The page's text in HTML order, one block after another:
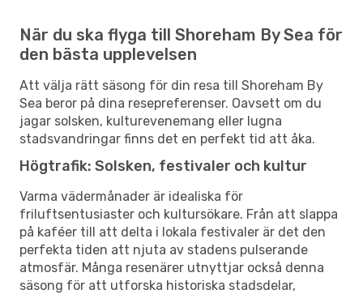
När du ska flyga till Shoreham By Sea för
den bästa upplevelsen
Att välja rätt säsong för din resa till Shoreham By
Sea beror på dina resepreferenser. Oavsett om du
jagar solsken, kulturevenemang eller lugna
stadsvandringar finns det en perfekt tid att åka.
Högtrafik: Solsken, festivaler och kultur
Varma vädermånader är idealiska för
friluftsentusiaster och kultursökare. Från att slappa
på kaféer till att delta i lokala festivaler är det den
perfekta tiden att njuta av stadens pulserande
atmosfär. Många resenärer utnyttjar också denna
säsong för att utforska historiska stadsdelar,